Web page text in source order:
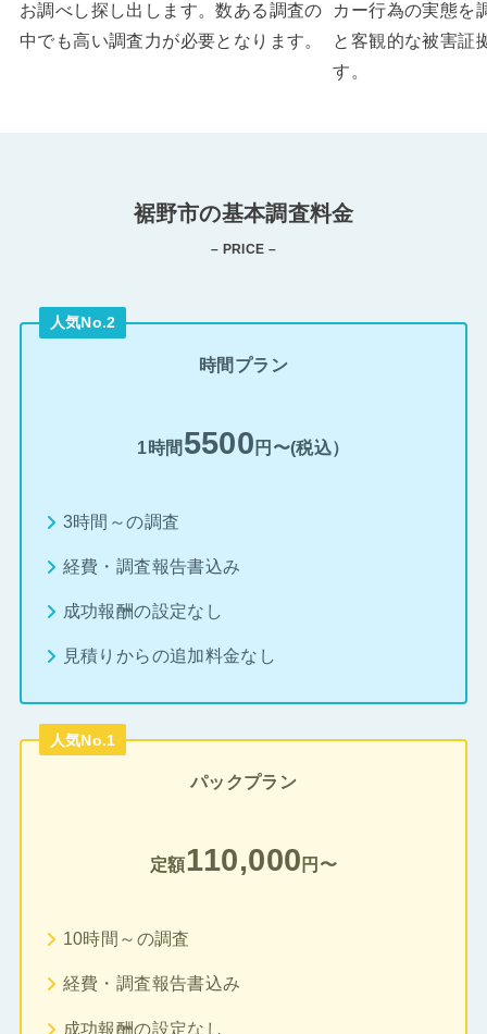
お調べし探し出します。数ある調査の
中でも高い調査力が必要となります。
カー行為の実態を
と客観的な被害証
す。
裾野市の基本調査料金
– PRICE –
人気No.2
時間プラン
1時間 5500 円〜(税込）
3時間～の調査
経費・調査報告書込み
成功報酬の設定なし
見積りからの追加料金なし
人気No.1
パックプラン
定額110,000 円〜
10時間～の調査
経費・調査報告書込み
成功報酬の設定なし